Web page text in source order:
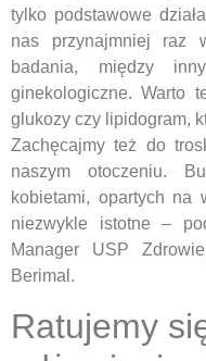
tylko podstawowe
nas przynajmniej raz
badania, między
ginekologiczne. Warto
glukozy czy lipidogram,
Zachęcajmy też do
naszym otoczeniu.
kobietami, opartych na
niezwykle istotne –
Manager USP
Berimal.
Ratujemy